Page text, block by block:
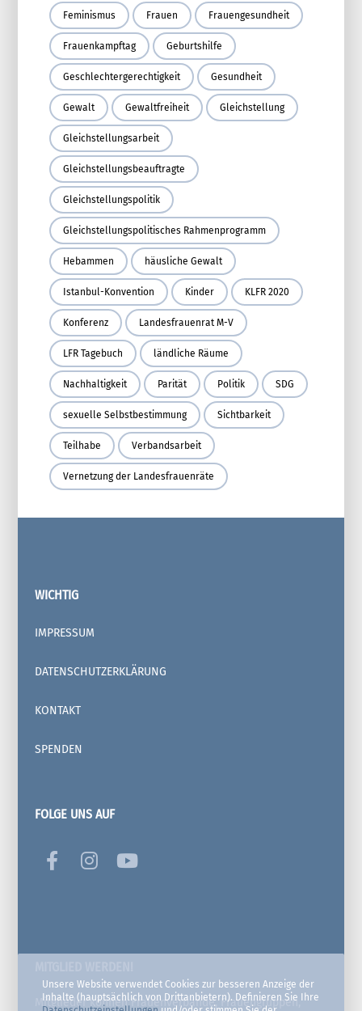
Feminismus Frauen Frauengesundheit
Frauenkampftag Geburtshilfe
Geschlechtergerechtigkeit Gesundheit
Gewalt Gewaltfreiheit Gleichstellung
Gleichstellungsarbeit
Gleichstellungsbeauftragte
Gleichstellungspolitik
Gleichstellungspolitisches Rahmenprogramm
Hebammen häusliche Gewalt
Istanbul-Konvention Kinder KLFR 2020
Konferenz Landesfrauenrat M-V
LFR Tagebuch ländliche Räume
Nachhaltigkeit Parität Politik SDG
sexuelle Selbstbestimmung Sichtbarkeit
Teilhabe Verbandsarbeit
Vernetzung der Landesfrauenräte
WICHTIG
IMPRESSUM
DATENSCHUTZERKLÄRUNG
KONTAKT
SPENDEN
FOLGE UNS AUF
Mitglieder können Frauenverbände, Frauengruppen,
Unsere Website verwendet Cookies zur besseren Anzeige der
Inhalte (hauptsächlich von Drittanbietern). Definieren Sie Ihre